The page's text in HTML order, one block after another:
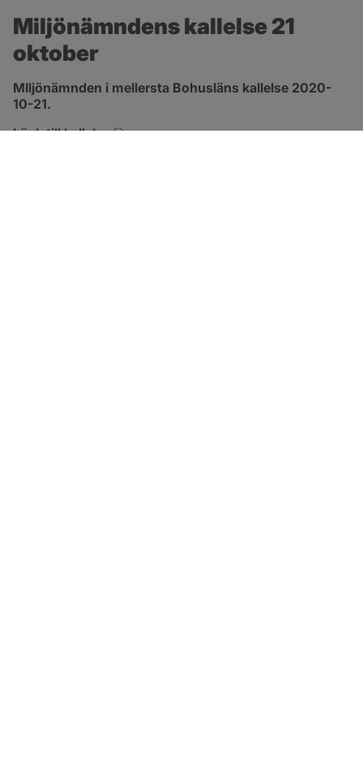
Miljönämndens kallelse 21
oktober
MIljönämnden i mellersta Bohusläns kallelse 2020-
10-21.
Länk till kallelse
pdf, öppnas i nytt fönster.